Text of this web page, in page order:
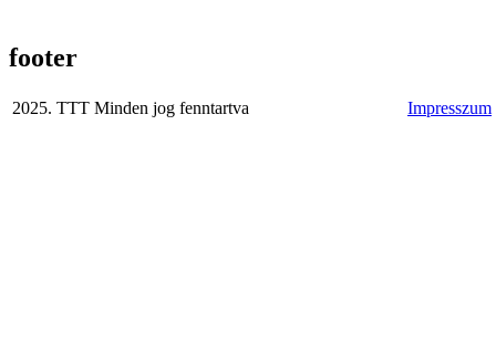
footer
2025. TTT Minden jog fenntartva Impresszum